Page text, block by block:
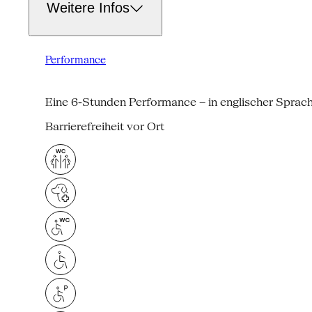
Weitere Infos
Performance
Eine 6-Stunden Performance – in englischer
Barrierefreiheit vor Ort